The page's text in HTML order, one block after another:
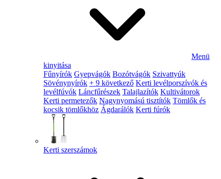
Menü
kinyitása
Fűnyírók Gyepvágók Bozótvágók Szivattyúk
Sövénynyírók + 9 következő Kerti levélporszívók és
levélfúvók Láncfűrészek Talajlazítók Kultivátorok
Kerti permetezők Nagynyomású tisztítók Tömlők és
kocsik tömlőkhöz Ágdarálók Kerti fúrók
Kerti szerszámok